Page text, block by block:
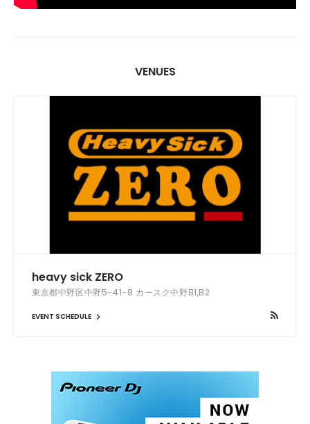
VENUES
heavy sick ZERO
東京都中野区中野5-41-8 カースク中野B1,B2
EVENT SCHEDULE